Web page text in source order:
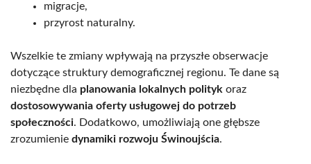
migracje,
przyrost naturalny.
Wszelkie te zmiany wpływają na przyszłe obserwacje
dotyczące struktury demograficznej regionu. Te dane są
niezbędne dla planowania lokalnych polityk oraz
dostosowywania oferty usługowej do potrzeb
społeczności. Dodatkowo, umożliwiają one głębsze
zrozumienie dynamiki rozwoju Świnoujścia.